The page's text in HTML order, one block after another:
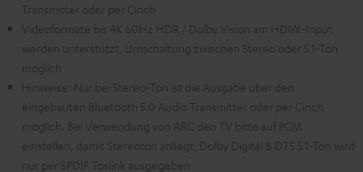
Transmitter oder per Cinch
Videoformate bis 4K 60Hz HDR / Dolby Vision am HDMI-Input
werden unterstützt, Umschaltung zwischen Stereo oder 5.1-Ton
möglich
Hinweise: Nur bei Stereo-Ton ist die Ausgabe über den
eingebauten Bluetooth 5.0 Audio Transmitter oder per Cinch
möglich. Bei Verwendung von ARC den TV bitte auf PCM
einstellen, damit Stereoton anliegt, Dolby Digital & DTS 5.1-Ton wird
nur per SPDIF Toslink ausgegeben